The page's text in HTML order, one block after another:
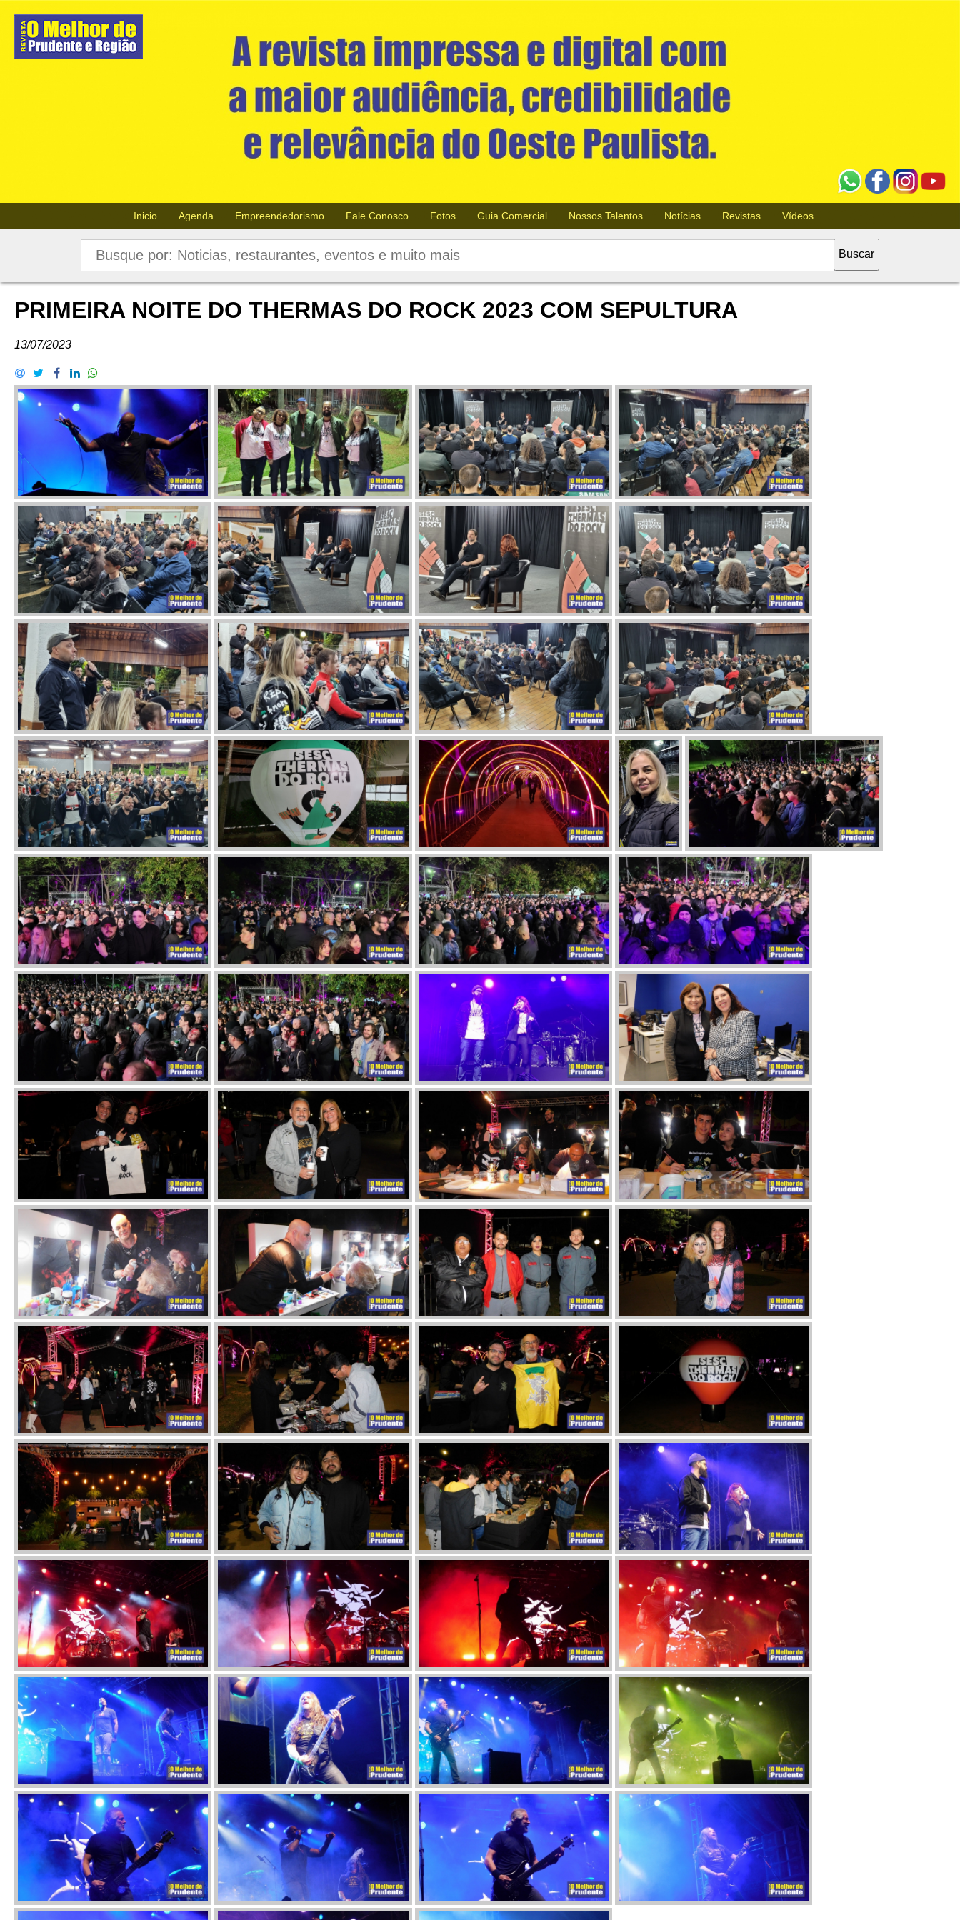
Inicio Agenda Empreendedorismo Fale Conosco Fotos Guia Comercial Nossos Talentos Notícias Revistas Vídeos
PRIMEIRA NOITE DO THERMAS DO ROCK 2023 COM SEPULTURA
13/07/2023